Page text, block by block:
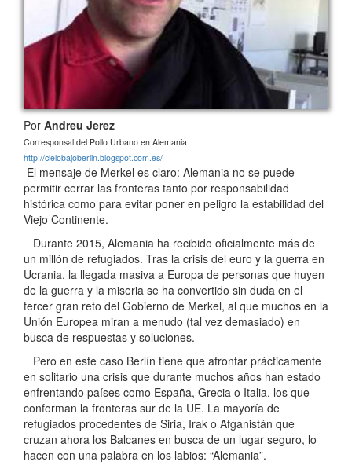
Por Andreu Jerez
Corresponsal del Pollo Urbano en Alemania
http://cielobajoberlin.blogspot.com.es/
El mensaje de Merkel es claro: Alemania no se puede
permitir cerrar las fronteras tanto por responsabilidad
histórica como para evitar poner en peligro la estabilidad del
Viejo Continente.
Durante 2015, Alemania ha recibido oficialmente más de
un millón de refugiados. Tras la crisis del euro y la guerra en
Ucrania, la llegada masiva a Europa de personas que huyen
de la guerra y la miseria se ha convertido sin duda en el
tercer gran reto del Gobierno de Merkel, al que muchos en la
Unión Europea miran a menudo (tal vez demasiado) en
busca de respuestas y soluciones.
Pero en este caso Berlín tiene que afrontar prácticamente
en solitario una crisis que durante muchos años han estado
enfrentando países como España, Grecia o Italia, los que
conforman la fronteras sur de la UE. La mayoría de
refugiados procedentes de Siria, Irak o Afganistán que
cruzan ahora los Balcanes en busca de un lugar seguro, lo
hacen con una palabra en los labios: “Alemania”.